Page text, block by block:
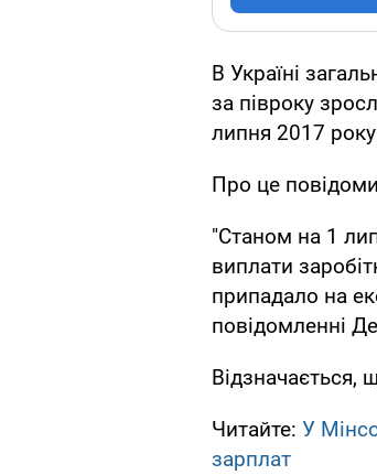
В Україні
за півроку
липня 2017
Про це
"Станом на 1
виплати
припадало на
повідомленні
Відзначається,
Читайте: У
зарплат